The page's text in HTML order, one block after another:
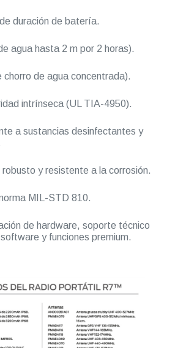
duración de batería.
agua hasta 2 m por 2 horas).
de agua concentrada).
intrínseca (UL TIA-4950).
a sustancias desinfectantes y
y resistente a la corrosión.
MIL-STD 810.
de hardware, soporte técnico
y funciones premium.